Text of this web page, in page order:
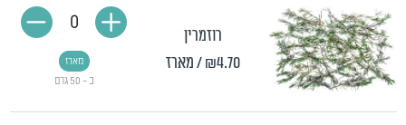
רוזמרין
₪4.70/ מארז
כ - 50 גרם
מארז
0